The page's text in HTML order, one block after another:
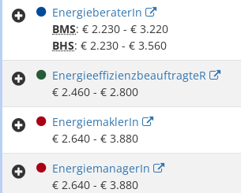
EnergieberaterIn
BMS: € 2.230 - € 3.220
BHS: € 2.230 - € 3.560
EnergieeffizienzbeauftragteR
€ 2.460 - € 2.800
EnergiemaklerIn
€ 2.640 - € 3.880
EnergiemanagerIn
€ 2.640 - € 3.880